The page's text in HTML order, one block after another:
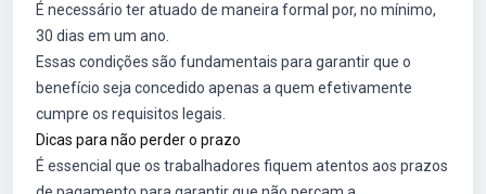
É necessário ter atuado de maneira formal por, no mínimo,
30 dias em um ano.
Essas condições são fundamentais para garantir que o
benefício seja concedido apenas a quem efetivamente
cumpre os requisitos legais.
Dicas para não perder o prazo
É essencial que os trabalhadores fiquem atentos aos prazos